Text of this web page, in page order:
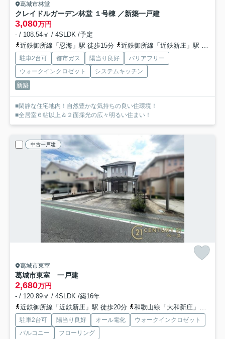
葛城市林堂
クレイドルガーデン林堂 １号棟 ／新築一戸建
3,080万円
- / 108.54㎡ / 4SLDK /予定
近鉄御所線「忍海」駅 徒歩15分
近鉄御所線「近鉄新庄」駅 徒歩21分
駐車2台可 都市ガス 陽当り良好
バリアフリー
ウォークインクロゼット
システムキッチン
新築
■閑静な住宅地内！自然豊かな気持ちの良い住環境！
■全居室６帖以上＆２面採光の広々明るい住まい！
中古一戸建
葛城市東室
葛城市東室 一戸建
2,680万円
- / 120.89㎡ / 4SLDK /築16年
近鉄御所線「近鉄新庄」駅 徒歩20分
和歌山線「大和新庄」駅 徒歩20分
駐車2台可 陽当り良好 オール電化
ウォークインクロゼット
バルコニー
フローリング